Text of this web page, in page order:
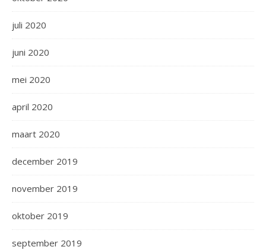
juli 2020
juni 2020
mei 2020
april 2020
maart 2020
december 2019
november 2019
oktober 2019
september 2019